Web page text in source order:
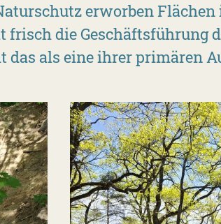
erworben
frisch die Geschäftsführung
das als eine ihrer primären